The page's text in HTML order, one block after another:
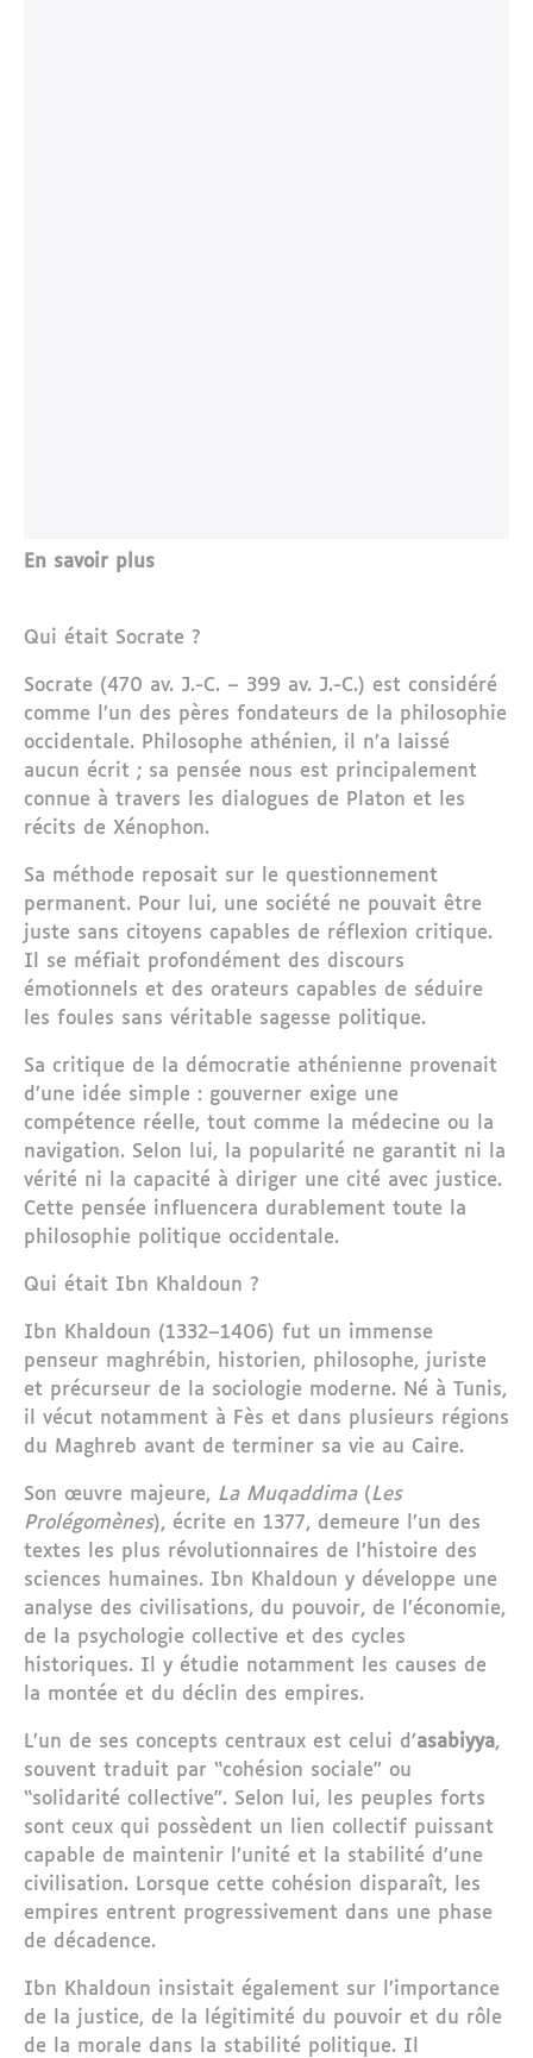
En savoir plus
Qui était Socrate ?
Socrate (470 av. J.-C. – 399 av. J.-C.) est considéré
comme l’un des pères fondateurs de la philosophie
occidentale. Philosophe athénien, il n’a laissé
aucun écrit ; sa pensée nous est principalement
connue à travers les dialogues de Platon et les
récits de Xénophon.
Sa méthode reposait sur le questionnement
permanent. Pour lui, une société ne pouvait être
juste sans citoyens capables de réflexion critique.
Il se méfiait profondément des discours
émotionnels et des orateurs capables de séduire
les foules sans véritable sagesse politique.
Sa critique de la démocratie athénienne provenait
d’une idée simple : gouverner exige une
compétence réelle, tout comme la médecine ou la
navigation. Selon lui, la popularité ne garantit ni la
vérité ni la capacité à diriger une cité avec justice.
Cette pensée influencera durablement toute la
philosophie politique occidentale.
Qui était Ibn Khaldoun ?
Ibn Khaldoun (1332–1406) fut un immense
penseur maghrébin, historien, philosophe, juriste
et précurseur de la sociologie moderne. Né à Tunis,
il vécut notamment à Fès et dans plusieurs régions
du Maghreb avant de terminer sa vie au Caire.
Son œuvre majeure, La Muqaddima(Les
Prolégomènes), écrite en 1377, demeure l’un des
textes les plus révolutionnaires de l’histoire des
sciences humaines. Ibn Khaldoun y développe une
analyse des civilisations, du pouvoir, de l’économie,
de la psychologie collective et des cycles
historiques. Il y étudie notamment les causes de
la montée et du déclin des empires.
L’un de ses concepts centraux est celui d’asabiyya,
souvent traduit par “cohésion sociale” ou
“solidarité collective”. Selon lui, les peuples forts
sont ceux qui possèdent un lien collectif puissant
capable de maintenir l’unité et la stabilité d’une
civilisation. Lorsque cette cohésion disparaît, les
empires entrent progressivement dans une phase
de décadence.
Ibn Khaldoun insistait également sur l’importance
de la justice, de la légitimité du pouvoir et du rôle
de la morale dans la stabilité politique. Il